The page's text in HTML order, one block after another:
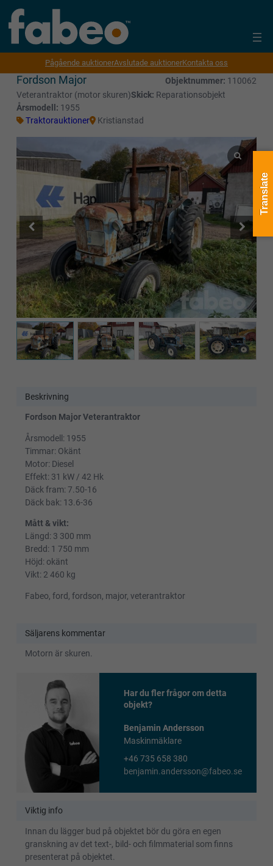
Pågående auktionerAvslutade auktionerKontakta oss
Fordson Major Objektnummer: 110062
Veterantraktor (motor skuren)Skick: Reparationsobjekt
Årsmodell: 1955
Traktorauktioner
Kristianstad
Beskrivning
Fordson Major Veterantraktor
Årsmodell: 1955
Timmar: Okänt
Motor: Diesel
Effekt: 31 kW / 42 Hk
Däck fram: 7.50-16
Däck bak: 13.6-36
Mått & vikt:
Längd: 3 300 mm
Bredd: 1 750 mm
Höjd: okänt
Vikt: 2 460 kg
Fabeo, ford, fordson, major, veterantraktor
Säljarens kommentar
Motorn är skuren.
Har du fler frågor om detta
objekt?
Benjamin Andersson
Maskinmäklare
+46 735 658 380
benjamin.andersson@fabeo.se
Viktig info
Innan du lägger bud på objektet bör du göra en egen
granskning av det text-, bild- och filmmaterial som finns
presenterat på objektet.
Translate